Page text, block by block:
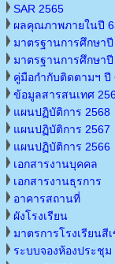
SAR 2565
ผลคุณภาพภายในปี
มาตรฐานการศึกษาปี
มาตรฐานการศึกษาปี
คู่มือกำกับติดตามฯ ปี
ข้อมูลสารสนเทศ
แผนปฏิบัติการ 2568
แผนปฏิบัติการ 2567
แผนปฏิบัติการ 2566
เอกสารงานบุคคล
เอกสารงานธุรการ
อาคารสถานที่
ผังโรงเรียน
มาตรการโรงเรียนสี
ระบบจองห้องประชุม